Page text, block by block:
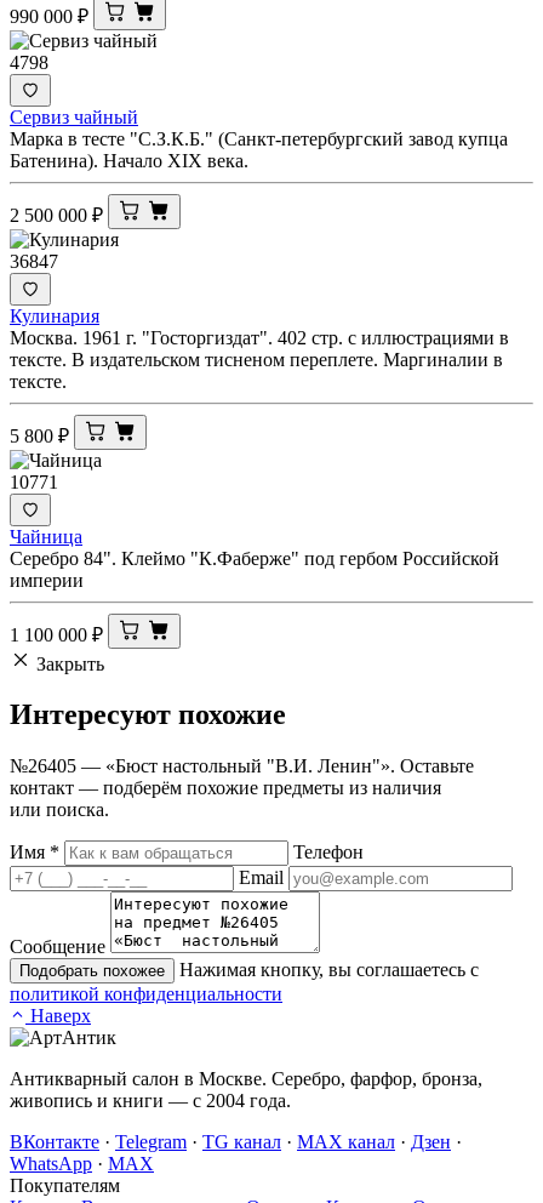
990 000 ₽
4798
Сервиз чайный
Марка в тесте "С.З.К.Б." (Санкт-петербургский завод купца
Батенина). Начало XIX века.
2 500 000 ₽
36847
Кулинария
Москва. 1961 г. "Госторгиздат". 402 стр. с иллюстрациями в
тексте. В издательском тисненом переплете. Маргиналии в
тексте.
5 800 ₽
10771
Чайница
Серебро 84". Клеймо "К.Фаберже" под гербом Российской
империи
1 100 000 ₽
Закрыть
Интересуют похожие
№26405 — «Бюст настольный "В.И. Ленин"». Оставьте
контакт — подберём похожие предметы из наличия
или поиска.
Имя *
Телефон
Email
Сообщение
Подобрать похожее
Нажимая кнопку, вы соглашаетесь с
политикой конфиденциальности
Наверх
Антикварный салон в Москве. Серебро, фарфор, бронза,
живопись и книги — с 2004 года.
ВКонтакте · Telegram · TG канал · MAX канал · Дзен ·
WhatsApp · MAX
Покупателям